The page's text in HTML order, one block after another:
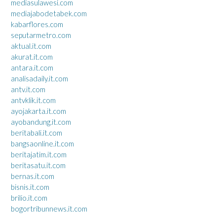
mediasulawesi.com
mediajabodetabek.com
kabarflores.com
seputarmetro.com
aktual.it.com
akurat.it.com
antara.it.com
analisadaily.it.com
antv.it.com
antvklik.it.com
ayojakarta.it.com
ayobandung.it.com
beritabali.it.com
bangsaonline.it.com
beritajatim.it.com
beritasatu.it.com
bernas.it.com
bisnis.it.com
brilio.it.com
bogortribunnews.it.com